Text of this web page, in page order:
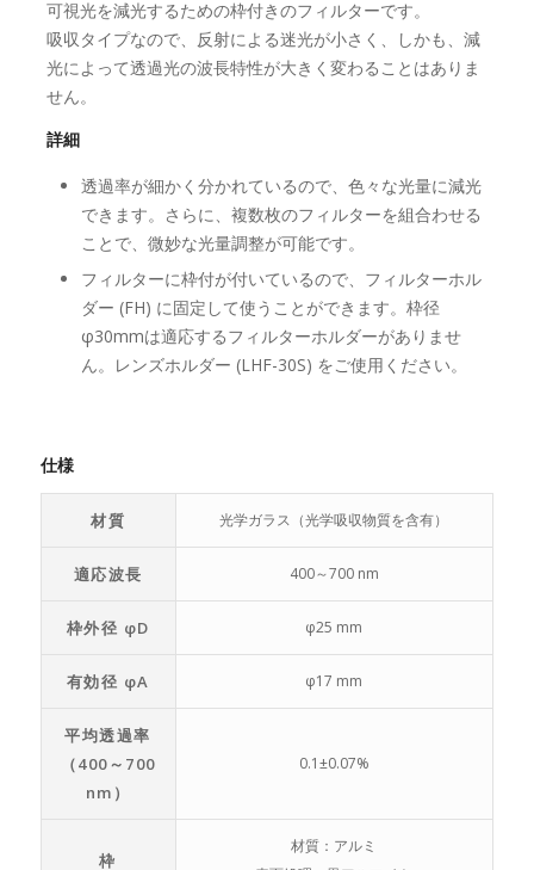
可視光を減光するための枠付きのフィルターです。
吸収タイプなので、反射による迷光が小さく、しかも、減
光によって透過光の波長特性が大きく変わることはありま
せん。
詳細
透過率が細かく分かれているので、色々な光量に減光
できます。さらに、複数枚のフィルターを組合わせる
ことで、微妙な光量調整が可能です。
フィルターに枠付が付いているので、フィルターホル
ダー (FH) に固定して使うことができます。枠径
φ30mmは適応するフィルターホルダーがありませ
ん。レンズホルダー (LHF-30S) をご使用ください。
仕様
材質 光学ガラス（光学吸収物質を含有）
適応波長 400～700 nm
枠外径 φD φ25 mm
有効径 φA φ17 mm
平均透過率
（400～700
nm）
0.1±0.07%
枠
材質：アルミ